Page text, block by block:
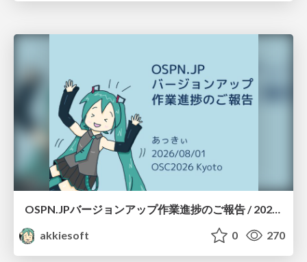
OSPN.JPバージョンアップ作業進捗のご報告 / 20260801-osc26kyoto
akkiesoft
0 270